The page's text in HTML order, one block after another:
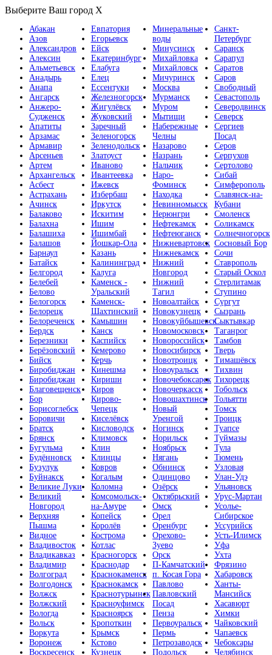
Выберите Ваш город X
Абакан
Азов
Александров
Алексин
Альметьевск
Анадырь
Анапа
Ангарск
Анжеро-
Судженск
Апатиты
Арзамас
Армавир
Арсеньев
Артем
Архангельск
Асбест
Астрахань
Ачинск
Балаково
Балахна
Балашиха
Балашов
Барнаул
Батайск
Белгород
Белебей
Белово
Белогорск
Белорецк
Белореченск
Бердск
Березники
Берёзовский
Бийск
Биробиджан
Биробиджан
Благовещенск
Бор
Борисоглебск
Боровичи
Братск
Брянск
Бугульма
Будённовск
Бузулук
Буйнакск
Великие Луки
Великий
Новгород
Верхняя
Пышма
Видное
Владивосток
Владикавказ
Владимир
Волгоград
Волгодонск
Волжск
Волжский
Вологда
Вольск
Воркута
Воронеж
Воскресенск
Евпатория
Егорьевск
Ейск
Екатеринбург
Елабуга
Елец
Ессентуки
Железногорск
Жигулёвск
Жуковский
Заречный
Зеленогорск
Зеленодольск
Златоуст
Иваново
Ивантеевка
Ижевск
Избербаш
Иркутск
Искитим
Ишим
Ишимбай
Йошкар-Ола
Казань
Калининград
Калуга
Каменск -
Уральский
Каменск-
Шахтинский
Камышин
Канск
Каспийск
Кемерово
Керчь
Кинешма
Кириши
Киров
Кирово-
Чепецк
Киселёвск
Кисловодск
Климовск
Клин
Клинцы
Ковров
Когалым
Коломна
Комсомольск-
на-Амуре
Копейск
Королёв
Кострома
Котлас
Красногорск
Краснодар
Краснокаменск
Краснокамск
Краснотурьинск
Красноуфимск
Красноярск
Кропоткин
Крымск
Кстово
Кузнецк
Минеральные
воды
Минусинск
Михайловка
Михайловск
Мичуринск
Москва
Мурманск
Муром
Мытищи
Набережные
Челны
Назарово
Назрань
Нальчик
Наро-
Фоминск
Находка
Невинномысск
Нерюнгри
Нефтекамск
Нефтеюганск
Нижневартовск
Нижнекамск
Нижний
Новгород
Нижний
Тагил
Новоалтайск
Новокузнецк
Новокуйбышевск
Новомосковск
Новороссийск
Новосибирск
Новотроицк
Новоуральск
Новочебоксарск
Новочеркасск
Новошахтинск
Новый
Уренгой
Ногинск
Норильск
Ноябрьск
Нягань
Обнинск
Одинцово
Озёрск
Октябрьский
Омск
Орел
Оренбург
Орехово-
Зуево
Орск
П-Камчатский
п. Косая Гора
Павлово
Павловский
Посад
Пенза
Первоуральск
Пермь
Петрозаводск
Подольск
Санкт-
Петербург
Саранск
Сарапул
Саратов
Саров
Свободный
Севастополь
Северодвинск
Северск
Сергиев
Посад
Серов
Серпухов
Сертолово
Сибай
Симферополь
Славянск-на-
Кубани
Смоленск
Соликамск
Солнечногорск
Сосновый Бор
Сочи
Ставрополь
Старый Оскол
Стерлитамак
Ступино
Сургут
Сызрань
Сыктывкар
Таганрог
Тамбов
Тверь
Тимашёвск
Тихвин
Тихорецк
Тобольск
Тольятти
Томск
Троицк
Туапсе
Туймазы
Тула
Тюмень
Узловая
Улан-Удэ
Ульяновск
Урус-Мартан
Усолье-
Сибирское
Уссурийск
Усть-Илимск
Уфа
Ухта
Фрязино
Хабаровск
Ханты-
Мансийск
Хасавюрт
Химки
Чайковский
Чапаевск
Чебоксары
Челябинск